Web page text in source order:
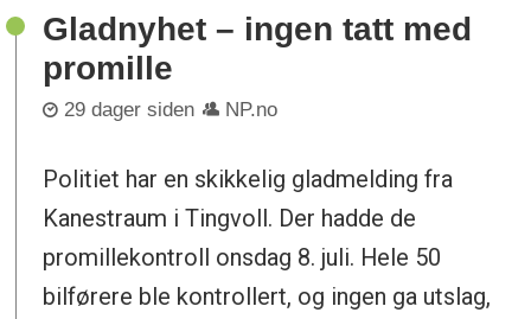
Gladnyhet – ingen tatt med
promille
29 dager siden NP.no
Politiet har en skikkelig gladmelding fra
Kanestraum i Tingvoll. Der hadde de
promillekontroll onsdag 8. juli. Hele 50
bilførere ble kontrollert, og ingen ga utslag,